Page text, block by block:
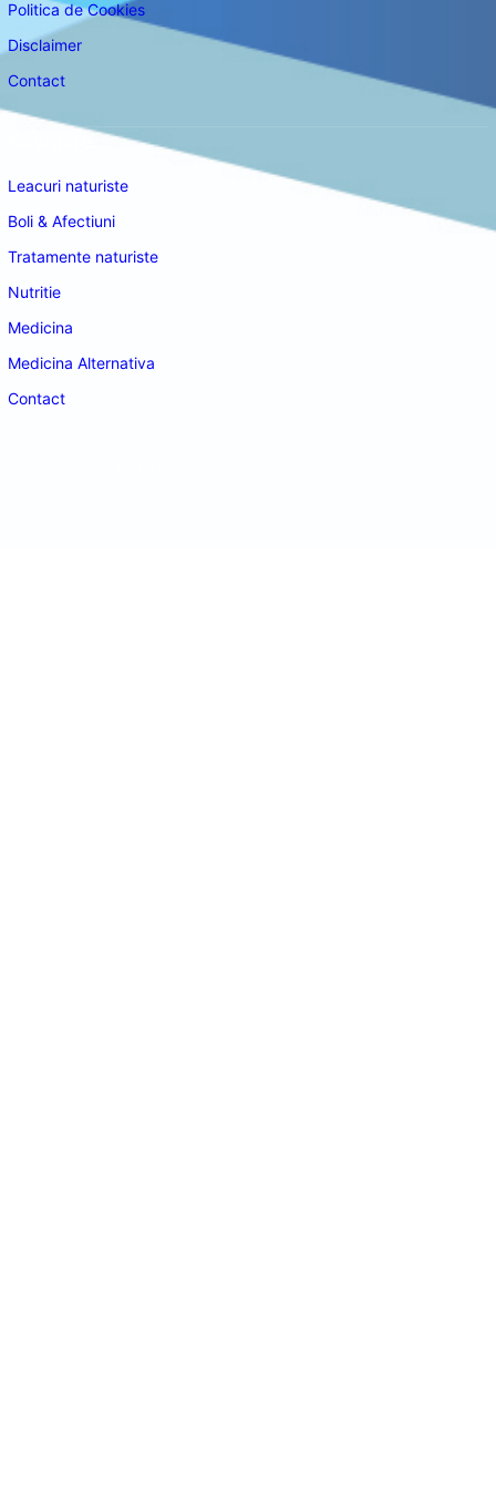
Politica de Cookies
Disclaimer
Contact
Leacuri naturiste
Boli & Afectiuni
Tratamente naturiste
Nutritie
Medicina
Medicina Alternativa
Contact